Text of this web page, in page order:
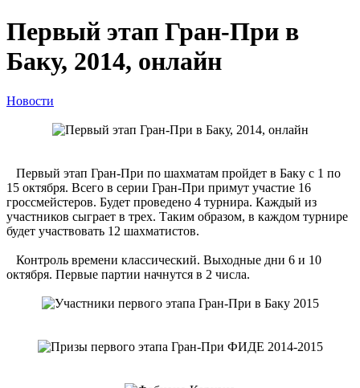
Первый этап Гран-При в
Баку, 2014, онлайн
Новости
Первый этап Гран-При по шахматам пройдет в Баку с 1 по
15 октября. Всего в серии Гран-При примут участие 16
гроссмейстеров. Будет проведено 4 турнира. Каждый из
участников сыграет в трех. Таким образом, в каждом турнире
будет участвовать 12 шахматистов.
Контроль времени классический. Выходные дни 6 и 10
октября. Первые партии начнутся в 2 числа.